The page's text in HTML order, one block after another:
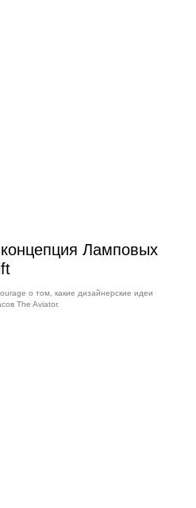
Ламповых
о том, какие дизайнерские идеи
The Aviator.